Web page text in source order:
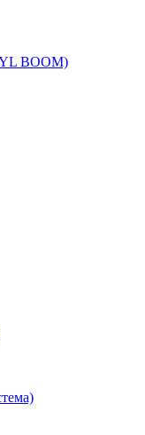
BOOM)